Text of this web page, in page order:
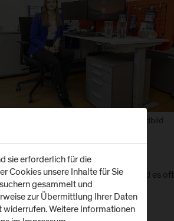
Polanec FH Salzburg, 10.4.2026 Foto: wildbild
zu verstehen. Gleichzeitig sind es oft
sie erforderlich für die
Cookies unsere Inhalte für Sie
gesammelt und
zur Übermittlung Ihrer Daten
widerrufen. Weitere Informationen